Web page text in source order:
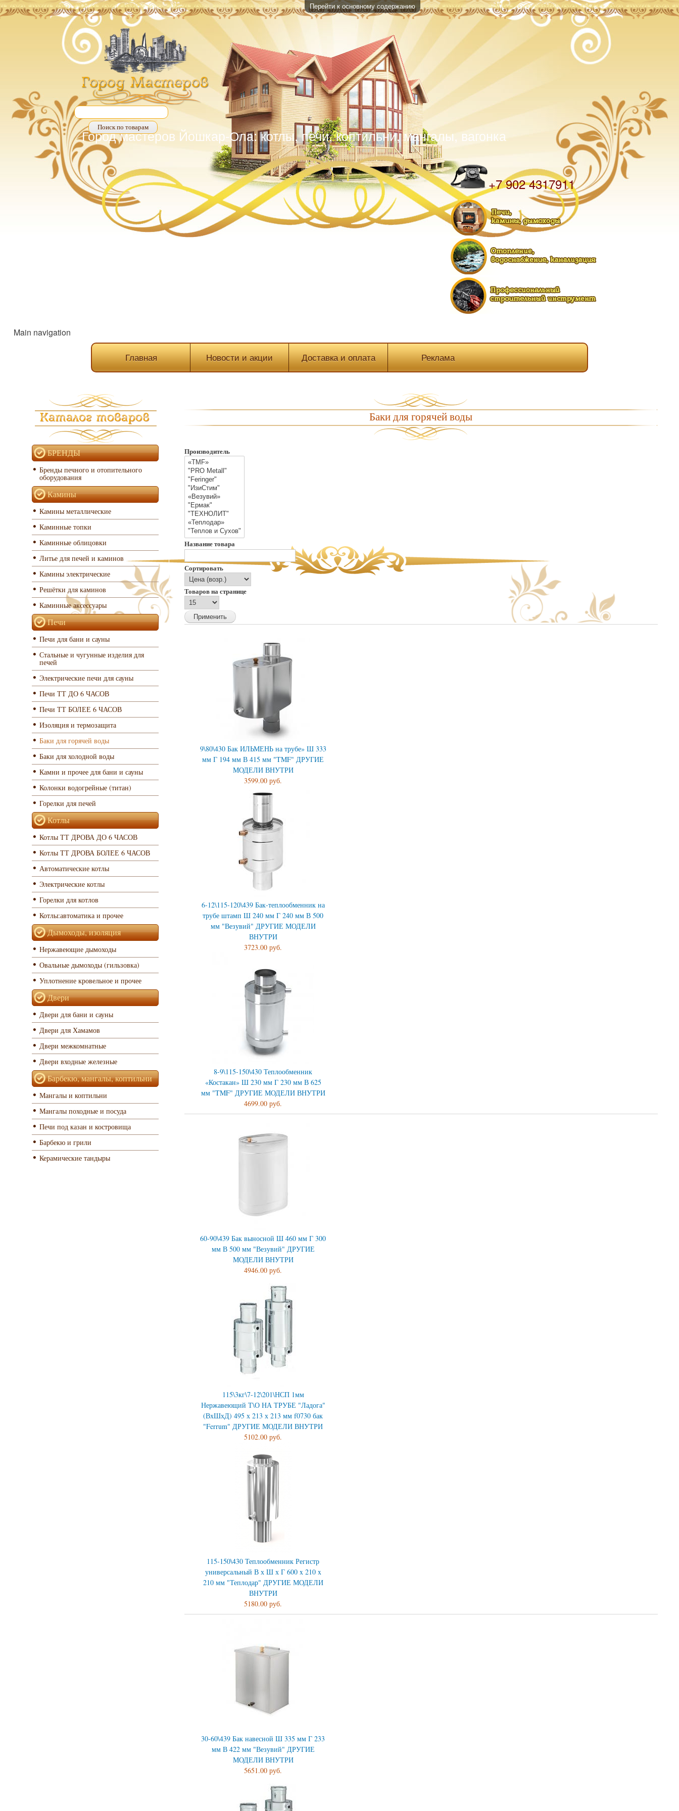
Перейти к основному содержанию
Город мастеров Йошкар-Ола: котлы, печи, коптильни, мангалы, вагонка
Телефон +7 902 4317911
Разделы на внутренних страницах
Main navigation
Главная Новости и акции Доставка и оплата Реклама
Баки для горячей воды
Производитель
Название товара
Сортировать
Товаров на странице
9\80\430 Бак ИЛЬМЕНЬ на трубе» Ш 333
мм Г 194 мм В 415 мм "TMF" ДРУГИЕ
МОДЕЛИ ВНУТРИ
3599.00 руб.
6-12\115-120\439 Бак-теплообменник на
трубе штамп Ш 240 мм Г 240 мм В 500
мм "Везувий" ДРУГИЕ МОДЕЛИ
ВНУТРИ
3723.00 руб.
8-9\115-150\430 Теплообменник
«Костакан» Ш 230 мм Г 230 мм В 625
мм "TMF" ДРУГИЕ МОДЕЛИ ВНУТРИ
4699.00 руб.
60-90\439 Бак выносной Ш 460 мм Г 300
мм В 500 мм "Везувий" ДРУГИЕ
МОДЕЛИ ВНУТРИ
4946.00 руб.
115\3кг\7-12\201\НСП 1мм
Нержавеющий Т\О НА ТРУБЕ "Ладога"
(ВхШхД) 495 х 213 х 213 мм f0730 бак
"Ferrum" ДРУГИЕ МОДЕЛИ ВНУТРИ
5102.00 руб.
115-150\430 Теплообменник Регистр
универсальный В х Ш х Г 600 x 210 x
210 мм "Теплодар" ДРУГИЕ МОДЕЛИ
ВНУТРИ
5180.00 руб.
30-60\439 Бак навесной Ш 335 мм Г 233
мм В 422 мм "Везувий" ДРУГИЕ
МОДЕЛИ ВНУТРИ
5651.00 руб.
БРЕНДЫ
Бренды печного и отопительного
оборудования
Камины
Камины металлические
Каминные топки
Каминные облицовки
Литье для печей и каминов
Камины электрические
Решётки для каминов
Каминные аксессуары
Печи
Печи для бани и сауны
Стальные и чугунные изделия для
печей
Электрические печи для сауны
Печи ТТ ДО 6 ЧАСОВ
Печи ТТ БОЛЕЕ 6 ЧАСОВ
Изоляция и термозащита
Баки для горячей воды
Баки для холодной воды
Камни и прочее для бани и сауны
Колонки водогрейные (титан)
Горелки для печей
Котлы
Котлы ТТ ДРОВА ДО 6 ЧАСОВ
Котлы ТТ ДРОВА БОЛЕЕ 6 ЧАСОВ
Автоматические котлы
Электрические котлы
Горелки для котлов
Котлы:автоматика и прочее
Дымоходы, изоляция
Нержавеющие дымоходы
Овальные дымоходы (гильзовка)
Уплотнение кровельное и прочее
Двери
Двери для бани и сауны
Двери для Хамамов
Двери межкомнатные
Двери входные железные
Барбекю, мангалы, коптильни
Мангалы и коптильни
Мангалы походные и посуда
Печи под казан и костровища
Барбекю и грили
Керамические тандыры